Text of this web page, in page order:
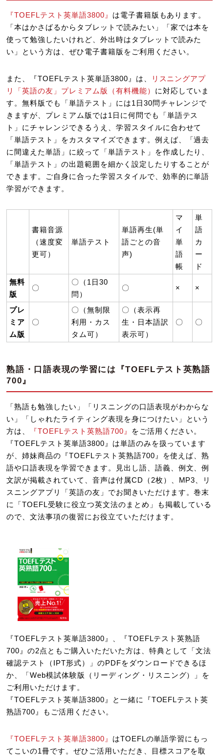
『TOEFLテスト英単語3800』 は電子書籍版もあります。
「本はかさばるからタブレットで読みたい」「家では本を
使って勉強したいけれど、外出時はタブレットで読みた
い」という方は、ぜひ電子書籍版をご利用ください。
また、『TOEFLテスト英単語3800』は、
リスニングアプ
リ「英語の友」プレミアム版（有料機能） に対応していま
す。無料版でも「単語テスト」には1日30問チャレンジで
きますが、プレミアム版では1日に何問でも「単語テス
ト」にチャレンジできるうえ、学習スタイルに合わせて
「単語テスト」をカスタマイズできます。例えば、「過去
に間違えた単語」に絞って「単語テスト」を作成したり、
「単語テスト」の出題範囲を細かく設定したりすることが
できます。ご自身に合った学習スタイルで、効率的に単語
学習ができます。
書籍音源
（速度変
更可）
単語テスト
単語再生(単
語ごとの音
声)
マ
イ
単
語
帳
単
語
カ
ー
ド
無料
版
〇
〇（1日30
問）
〇 × ×
プレ
ミア
ム版
〇
〇（無制限
利用・カス
タム可）
〇（表示再
生・日本語訳
表示可）
〇 〇
熟語・口語表現の学習には『TOEFLテスト英熟語
700』
「熟語も勉強したい」「リスニングの口語表現がわからな
い」「しゃれたライティング表現を身につけたい」という
方は、
『TOEFLテスト英熟語700』
をご活用ください。
『TOEFLテスト英単語3800』は単語のみを扱っています
が、姉妹商品の『TOEFLテスト英熟語700』を使えば、熟
語や口語表現を学習できます。見出し語、語義、例文、例
文訳が掲載されていて、音声は付属CD（2枚）、MP3、リ
スニングアプリ「英語の友」でお聞きいただけます。巻末
に「TOEFL受験に役立つ英文法のまとめ」も掲載している
ので、文法事項の復習にお役立ていただけます。
『TOEFLテスト英単語3800』、『TOEFLテスト英熟語
700』の2点ともご購入いただいた方は、特典として「文法
確認テスト（IPT形式）」のPDFをダウンロードできるほ
か、「Web模試体験版（リーディング・リスニング）」を
ご利用いただけます。
『TOEFLテスト英単語3800』と一緒に『TOEFLテスト英
熟語700』もご活用ください。
『TOEFLテスト英単語3800』 はTOEFLの単語学習にもっ
てこいの1冊です。ぜひご活用いただき、目標スコアを取